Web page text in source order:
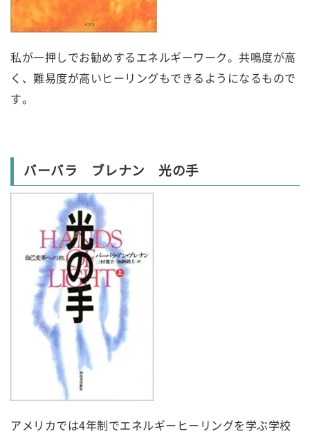
私が一押しでお勧めするエネルギーワーク。共鳴度が高
く、難易度が高いヒーリングもできるようになるもので
す。
バーバラ ブレナン 光の手
アメリカでは4年制でエネルギーヒーリングを学ぶ学校